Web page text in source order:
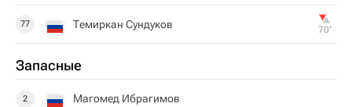
77 Темиркан Сундуков 70‎’‎
Запасные
2 Магомед Ибрагимов